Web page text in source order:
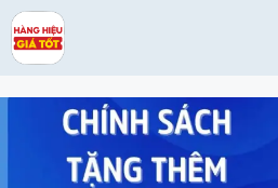
Skip
to
content